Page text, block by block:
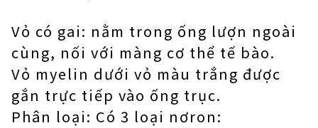
Vỏ có gai: nằm trong ống lượn ngoài
cùng, nối với màng cơ thể tế bào.
Vỏ myelin dưới vỏ màu trắng được
gắn trực tiếp vào ống trục.
Phân loại: Có 3 loại nơron: